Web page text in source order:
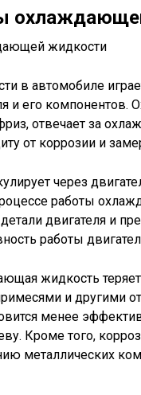
в автомобиле
и его
отвечает за
от коррозии и
через
работы
двигателя и
работы
жидкость теряет
и другими
менее
Кроме того,
металлических